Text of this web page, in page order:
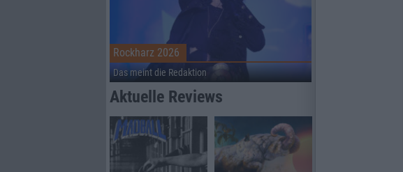
Rockharz 2026
Das meint die Redaktion
Aktuelle Reviews